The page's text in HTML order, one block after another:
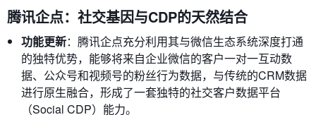
腾讯企点：社交基因与CDP的天然结合
功能更新：腾讯企点充分利用其与微信生态系统深度打通
的独特优势，能够将来自企业微信的客户一对一互动数
据、公众号和视频号的粉丝行为数据，与传统的CRM数据
进行原生融合，形成了一套独特的社交客户数据平台
（Social CDP）能力。